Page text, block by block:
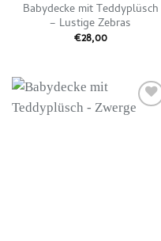
Babydecke mit Teddyplüsch
– Lustige Zebras
€28,00
Auf die